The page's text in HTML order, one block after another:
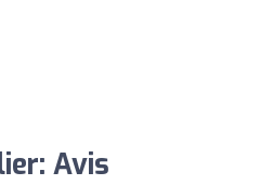
Avis